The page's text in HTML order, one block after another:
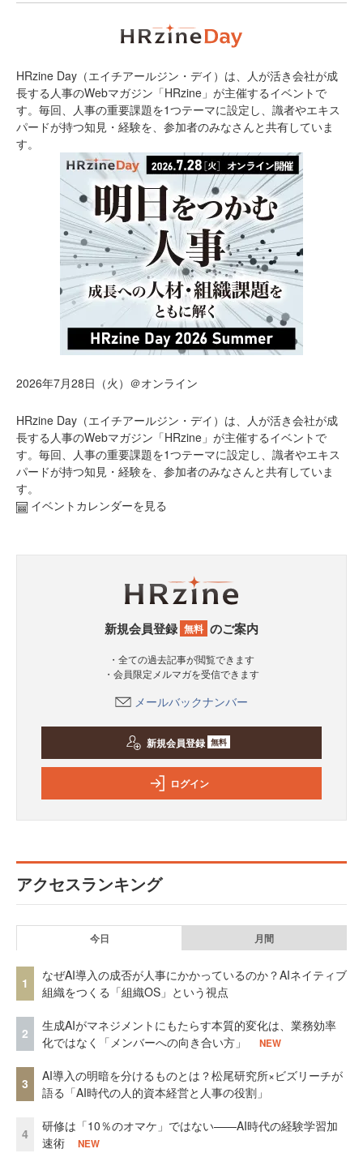
HRzine Day（エイチアールジン・デイ）は、人が活き会社が成
長する人事のWebマガジン「HRzine」が主催するイベントで
す。毎回、人事の重要課題を1つテーマに設定し、識者やエキス
パードが持つ知見・経験を、参加者のみなさんと共有していま
す。
2026年7月28日（火）＠オンライン
HRzine Day（エイチアールジン・デイ）は、人が活き会社が成
長する人事のWebマガジン「HRzine」が主催するイベントで
す。毎回、人事の重要課題を1つテーマに設定し、識者やエキス
パードが持つ知見・経験を、参加者のみなさんと共有していま
す。
イベントカレンダーを見る
新規会員登録 無料 のご案内
・全ての過去記事が閲覧できます
・会員限定メルマガを受信できます
メールバックナンバー
新規会員登録 無料
ログイン
アクセスランキング
今日 月間
1
なぜAI導入の成否が人事にかかっているのか？AIネイティブ
組織をつくる「組織OS」という視点
2
生成AIがマネジメントにもたらす本質的変化は、業務効率
化ではなく「メンバーへの向き合い方」
NEW
3
AI導入の明暗を分けるものとは？松尾研究所×ビズリーチが
語る「AI時代の人的資本経営と人事の役割」
4
研修は「10％のオマケ」ではない——AI時代の経験学習加
速術
NEW